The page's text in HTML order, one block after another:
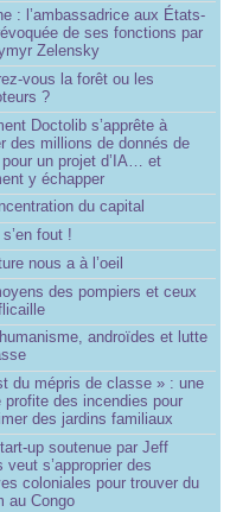
: l’ambassadrice aux États-
de ses fonctions par
Zelensky
vous la forêt ou les
?
Doctolib s’apprête à
des millions de donnés de
un projet d’IA… et
y échapper
du capital
s’en fout !
nous a à l’oeil
des pompiers et ceux
androïdes et lutte
du mépris de classe » : une
profite des incendies pour
des jardins familiaux
up soutenue par Jeff
veut s’approprier des
coloniales pour trouver du
au Congo